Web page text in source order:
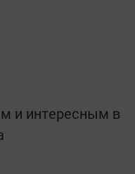
и интересным в